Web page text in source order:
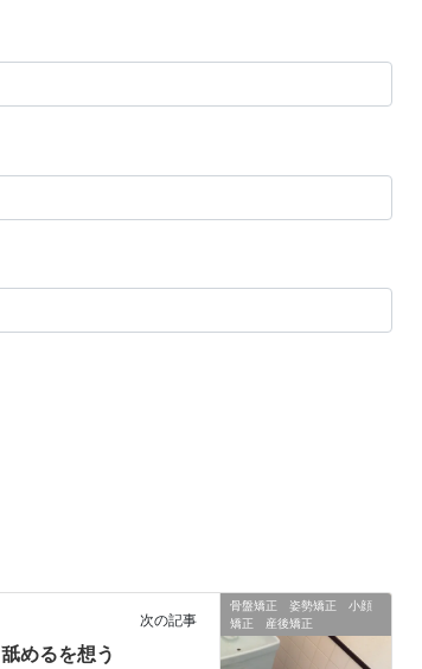
骨盤矯正 姿勢矯正 小顔
矯正 産後矯正
次の記事
舐めるを想う